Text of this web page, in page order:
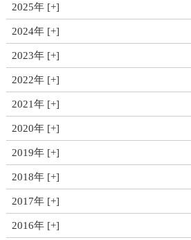
2025年
2024年
2023年
2022年
2021年
2020年
2019年
2018年
2017年
2016年